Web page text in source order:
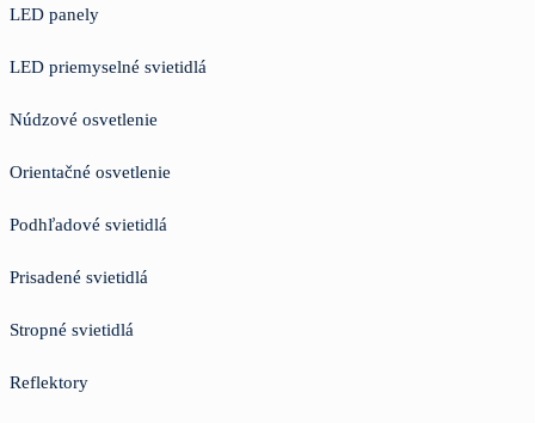
LED panely
LED priemyselné svietidlá
Núdzové osvetlenie
Orientačné osvetlenie
Podhľadové svietidlá
Prisadené svietidlá
Stropné svietidlá
Reflektory